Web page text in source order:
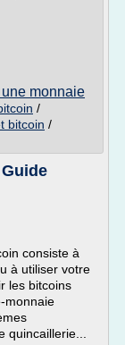
monnaie
/
bitcoin /
consiste à
à utiliser votre
les bitcoins
monnaie